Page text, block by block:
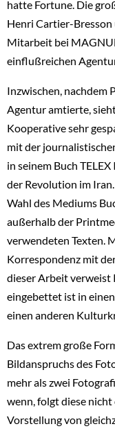
hatte Fortune. Die
Henri Cartier-
Mitarbeit bei
einflußreichen
Inzwischen, nachdem
Agentur amtierte,
Kooperative sehr
mit der
in seinem Buch
der Revolution im
Wahl des Mediums
außerhalb der
verwendeten Texten.
Korrespondenz mit
dieser Arbeit verweist
eingebettet ist in
einen anderen
Das extrem große
Bildanspruchs des
mehr als zwei
wenn, folgt diese
Vorstellung von